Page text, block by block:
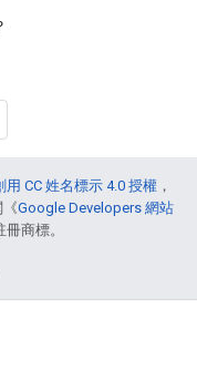
用 CC 姓名標示 4.0 授權 ，
Google Developers 網站
商標。